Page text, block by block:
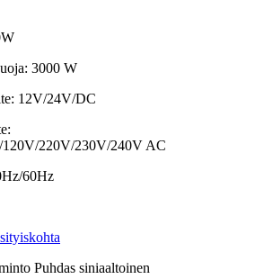
3000 W
12V/24V/DC
220V/230V/240V AC
60Hz